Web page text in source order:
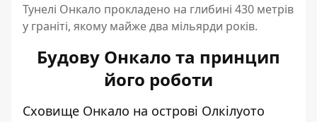
Тунелі Онкало прокладено на глибині 430 метрів
у граніті, якому майже два мільярди років.
Будову Онкало та принцип
його роботи
Сховище Онкало на острові Олкілуото